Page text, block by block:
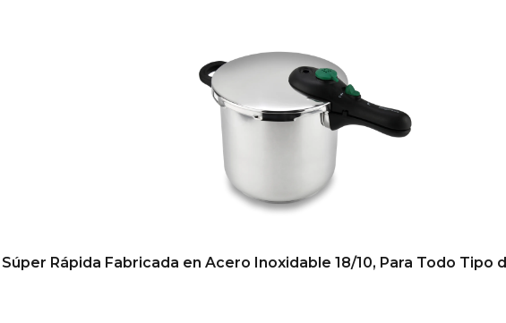
Súper Rápida Fabricada en Acero Inoxidable 18/10, Para Todo Tipo